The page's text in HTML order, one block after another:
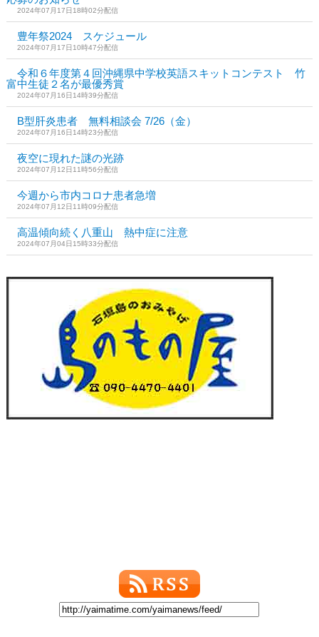
2024年07月17日18時02分配信
豊年祭2024 スケジュール
2024年07月17日10時47分配信
令和６年度第４回沖縄県中学校英語スキットコンテスト 竹
富中生徒２名が最優秀賞
2024年07月16日14時39分配信
B型肝炎患者 無料相談会 7/26（金）
2024年07月16日14時23分配信
夜空に現れた謎の光跡
2024年07月12日11時56分配信
今週から市内コロナ患者急増
2024年07月12日11時09分配信
高温傾向続く八重山 熱中症に注意
2024年07月04日15時33分配信